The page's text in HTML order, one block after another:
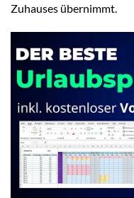
Zuhauses übernimmt.